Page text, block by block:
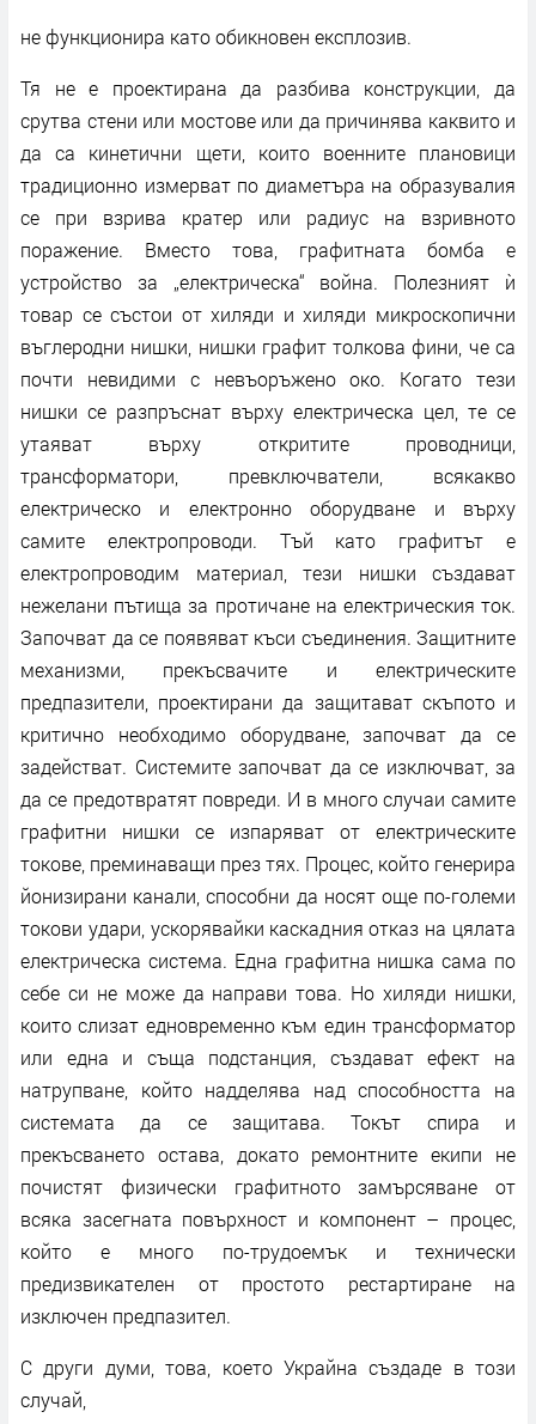
не функционира като обикновен експлозив.
Тя не е проектирана да разбива конструкции, да
срутва стени или мостове или да причинява каквито и
да са кинетични щети, които военните плановици
традиционно измерват по диаметъра на образувалия
се при взрива кратер или радиус на взривното
поражение. Вместо това, графитната бомба е
устройство за „електрическа“ война. Полезният ѝ
товар се състои от хиляди и хиляди микроскопични
въглеродни нишки, нишки графит толкова фини, че са
почти невидими с невъоръжено око. Когато тези
нишки се разпръснат върху електрическа цел, те се
утаяват върху откритите проводници,
трансформатори, превключватели, всякакво
електрическо и електронно оборудване и върху
самите електропроводи. Тъй като графитът е
електропроводим материал, тези нишки създават
нежелани пътища за протичане на електрическия ток.
Започват да се появяват къси съединения. Защитните
механизми, прекъсвачите и електрическите
предпазители, проектирани да защитават скъпото и
критично необходимо оборудване, започват да се
задействат. Системите започват да се изключват, за
да се предотвратят повреди. И в много случаи самите
графитни нишки се изпаряват от електрическите
токове, преминаващи през тях. Процес, който генерира
йонизирани канали, способни да носят още по-големи
токови удари, ускорявайки каскадния отказ на цялата
електрическа система. Една графитна нишка сама по
себе си не може да направи това. Но хиляди нишки,
които слизат едновременно към един трансформатор
или една и съща подстанция, създават ефект на
натрупване, който надделява над способността на
системата да се защитава. Токът спира и
прекъсването остава, докато ремонтните екипи не
почистят физически графитното замърсяване от
всяка засегната повърхност и компонент – процес,
който е много по-трудоемък и технически
предизвикателен от простото рестартиране на
изключен предпазител.
С други думи, това, което Украйна създаде в този
случай,